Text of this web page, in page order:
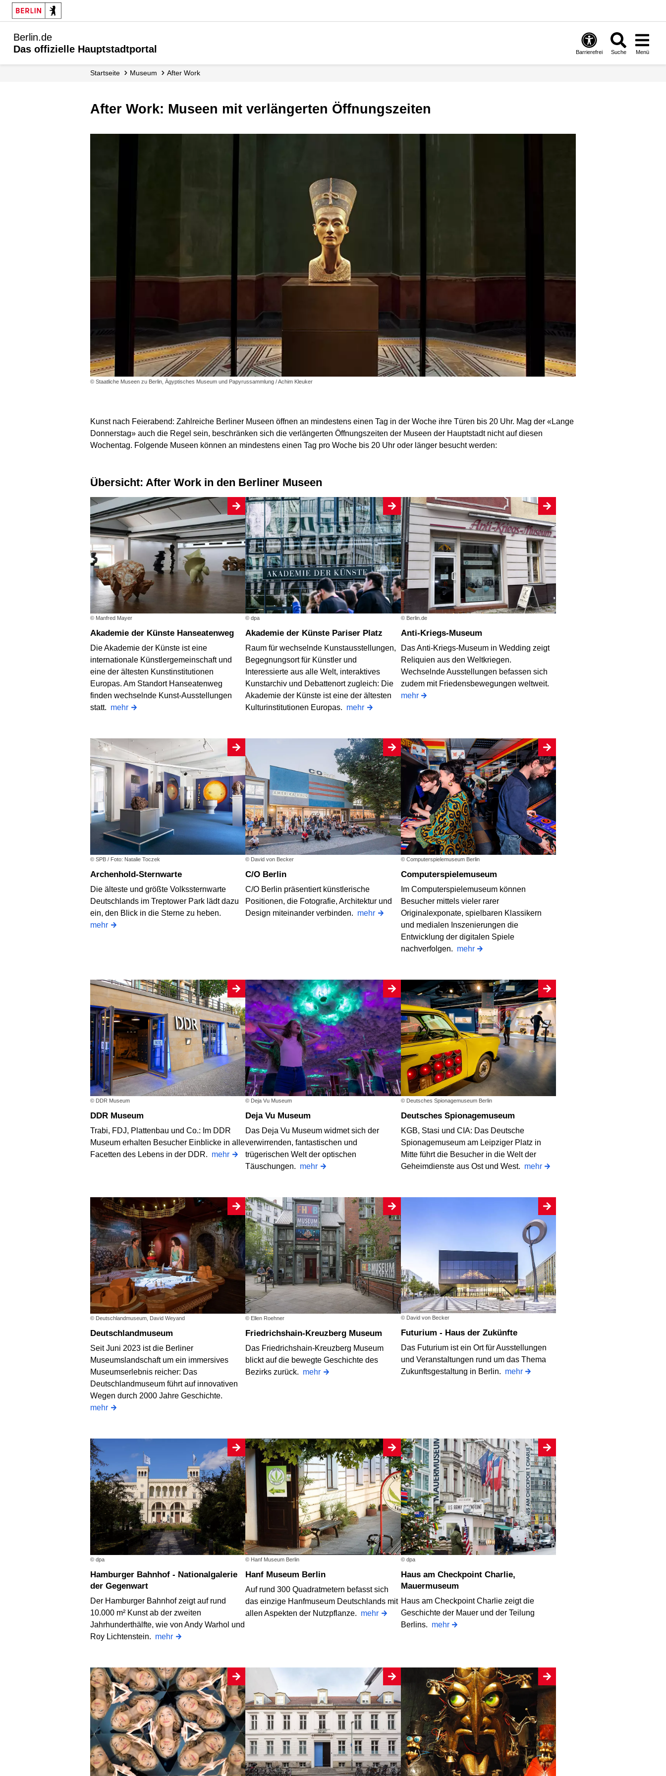
Berlin.de
Das offizielle Hauptstadtportal
Barrierefrei Suche Menü
Startseite Museum After Work
After Work: Museen mit verlängerten Öffnungszeiten
© Staatliche Museen zu Berlin, Ägyptisches Museum und Papyrussammlung / Achim Kleuker
Kunst nach Feierabend: Zahlreiche Berliner Museen öffnen an mindestens einen Tag in der Woche ihre Türen bis 20 Uhr. Mag der «Lange
Donnerstag» auch die Regel sein, beschränken sich die verlängerten Öffnungszeiten der Museen der Hauptstadt nicht auf diesen
Wochentag. Folgende Museen können an mindestens einen Tag pro Woche bis 20 Uhr oder länger besucht werden:
Übersicht: After Work in den Berliner Museen
© Manfred Mayer
Akademie der Künste Hanseatenweg
Die Akademie der Künste ist eine
internationale Künstlergemeinschaft und
eine der ältesten Kunstinstitutionen
Europas. Am Standort Hanseatenweg
finden wechselnde Kunst-Ausstellungen
statt. mehr
© dpa
Akademie der Künste Pariser Platz
Raum für wechselnde Kunstausstellungen,
Begegnungsort für Künstler und
Interessierte aus alle Welt, interaktives
Kunstarchiv und Debattenort zugleich: Die
Akademie der Künste ist eine der ältesten
Kulturinstitutionen Europas. mehr
© Berlin.de
Anti-Kriegs-Museum
Das Anti-Kriegs-Museum in Wedding zeigt
Reliquien aus den Weltkriegen.
Wechselnde Ausstellungen befassen sich
zudem mit Friedensbewegungen weltweit.
mehr
© SPB / Foto: Natalie Toczek
Archenhold-Sternwarte
Die älteste und größte Volkssternwarte
Deutschlands im Treptower Park lädt dazu
ein, den Blick in die Sterne zu heben.
mehr
© David von Becker
C/O Berlin
C/O Berlin präsentiert künstlerische
Positionen, die Fotografie, Architektur und
Design miteinander verbinden. mehr
© Computerspielemuseum Berlin
Computerspielemuseum
Im Computerspielemuseum können
Besucher mittels vieler rarer
Originalexponate, spielbaren Klassikern
und medialen Inszenierungen die
Entwicklung der digitalen Spiele
nachverfolgen. mehr
© DDR Museum
DDR Museum
Trabi, FDJ, Plattenbau und Co.: Im DDR
Museum erhalten Besucher Einblicke in alle
Facetten des Lebens in der DDR. mehr
© Deja Vu Museum
Deja Vu Museum
Das Deja Vu Museum widmet sich der
verwirrenden, fantastischen und
trügerischen Welt der optischen
Täuschungen. mehr
© Deutsches Spionagemuseum Berlin
Deutsches Spionagemuseum
KGB, Stasi und CIA: Das Deutsche
Spionagemuseum am Leipziger Platz in
Mitte führt die Besucher in die Welt der
Geheimdienste aus Ost und West. mehr
© Deutschlandmuseum, David Weyand
Deutschlandmuseum
Seit Juni 2023 ist die Berliner
Museumslandschaft um ein immersives
Museumserlebnis reicher: Das
Deutschlandmuseum führt auf innovativen
Wegen durch 2000 Jahre Geschichte.
mehr
© Ellen Roehner
Friedrichshain-Kreuzberg Museum
Das Friedrichshain-Kreuzberg Museum
blickt auf die bewegte Geschichte des
Bezirks zurück. mehr
© David von Becker
Futurium - Haus der Zukünfte
Das Futurium ist ein Ort für Ausstellungen
und Veranstaltungen rund um das Thema
Zukunftsgestaltung in Berlin. mehr
© dpa
Hamburger Bahnhof - Nationalgalerie
der Gegenwart
Der Hamburger Bahnhof zeigt auf rund
10.000 m² Kunst ab der zweiten
Jahrhunderthälfte, wie von Andy Warhol und
Roy Lichtenstein. mehr
© Hanf Museum Berlin
Hanf Museum Berlin
Auf rund 300 Quadratmetern befasst sich
das einzige Hanfmuseum Deutschlands mit
allen Aspekten der Nutzpflanze. mehr
© dpa
Haus am Checkpoint Charlie,
Mauermuseum
Haus am Checkpoint Charlie zeigt die
Geschichte der Mauer und der Teilung
Berlins. mehr